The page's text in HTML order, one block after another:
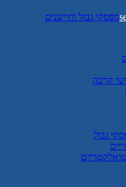
מפסקי גבול וחיישנים
קרבה
גבול